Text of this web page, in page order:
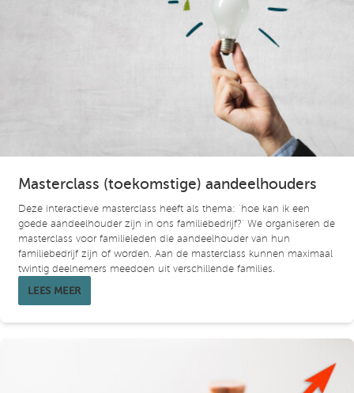
Masterclass (toekomstige) aandeelhouders
Deze interactieve masterclass heeft als thema: ‘hoe kan ik een
goede aandeelhouder zijn in ons familiebedrijf?’ We organiseren de
masterclass voor familieleden die aandeelhouder van hun
familiebedrijf zijn of worden. Aan de masterclass kunnen maximaal
twintig deelnemers meedoen uit verschillende families.
LEES MEER